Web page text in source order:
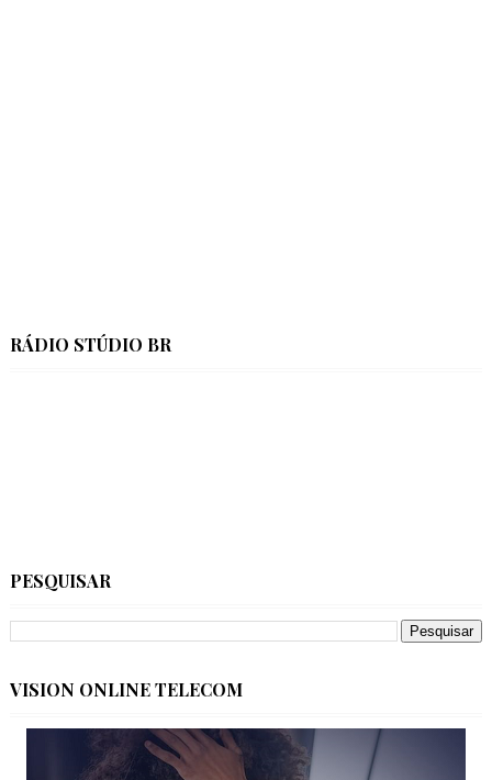
RÁDIO STÚDIO BR
PESQUISAR
VISION ONLINE TELECOM